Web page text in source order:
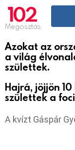
102
Megosztás
Azokat az
a világ
születtek.
Hajrá, jöjjön
születtek a
A kvízt Gáspár